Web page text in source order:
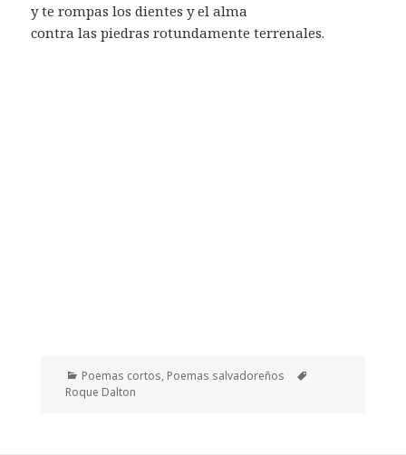
y te rompas los dientes y el alma
contra las piedras rotundamente terrenales.
Categorías
Poemas cortos, Poemas salvadoreños
Roque Dalton